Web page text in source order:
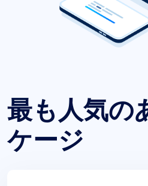
最も人気の
ケージ